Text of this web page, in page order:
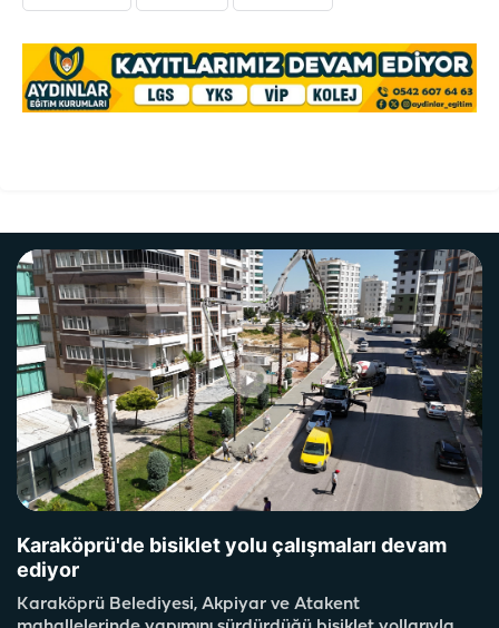
Karaköprü'de bisiklet yolu çalışmaları devam
ediyor
Karaköprü Belediyesi, Akpiyar ve Atakent